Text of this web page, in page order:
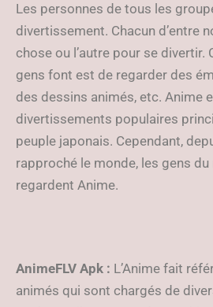
Les personnes de tous les
divertissement. Chacun d’entre
chose ou l’autre pour se divertir.
gens font est de regarder des
des dessins animés, etc. Anime
divertissements populaires
peuple japonais. Cependant,
rapproché le monde, les gens
regardent Anime.
AnimeFLV Apk : L’Anime fait
animés qui sont chargés de